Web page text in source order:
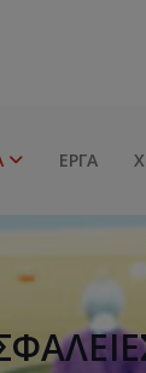
ΈΡΓΑ